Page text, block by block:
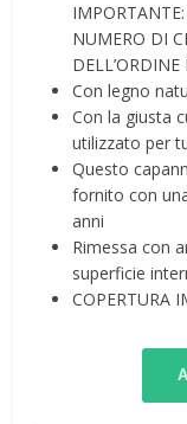
NUMERO DI
Con legno
Con la giusta
utilizzato per
Questo
fornito con
anni
Rimessa con
superficie
COPERTURA